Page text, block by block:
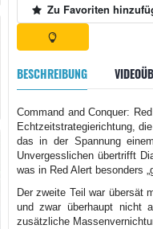
Zu Favoriten
BESCHREIBUNG
Command and Conquer:
Echtzeitstrategierichtung,
das in der Spannung
Unvergesslichen übertrifft
was in Red Alert besonders
Der zweite Teil war übersät
und zwar überhaupt nicht
zusätzliche